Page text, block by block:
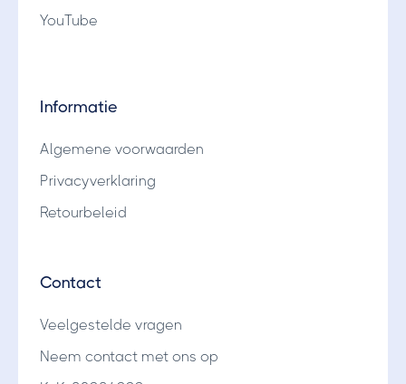
YouTube
Informatie
Algemene voorwaarden
Privacyverklaring
Retourbeleid
Contact
Veelgestelde vragen
Neem contact met ons op